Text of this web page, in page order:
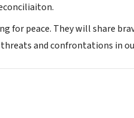
for peace. They will share
and confrontations in